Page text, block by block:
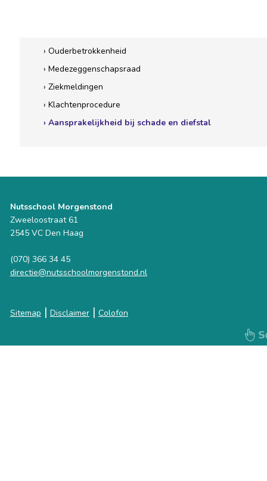
› Ouderbetrokkenheid
› Medezeggenschapsraad
› Ziekmeldingen
› Klachtenprocedure
› Aansprakelijkheid bij schade en diefstal
Nutsschool Morgenstond
Zweeloostraat 61
2545 VC Den Haag
(070) 366 34 45
directie@nutsschoolmorgenstond.nl
Sitemap | Disclaimer| Colofon